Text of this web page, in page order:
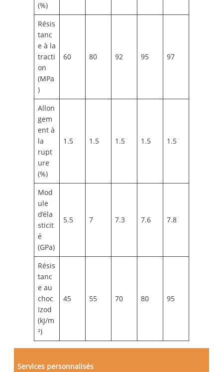
(%)
Résis
tanc
e à la
tracti
on
(MPa
)
60 80 92 95 97
Allon
gem
ent à
la
rupt
ure
(%)
1.5 1.5 1.5 1.5 1.5
Mod
ule
d’éla
sticit
é
(GPa)
5.5 7 7.3 7.6 7.8
Résis
tanc
e au
choc
Izod
(kJ/m
²)
45 55 70 80 95
Services personnalisés